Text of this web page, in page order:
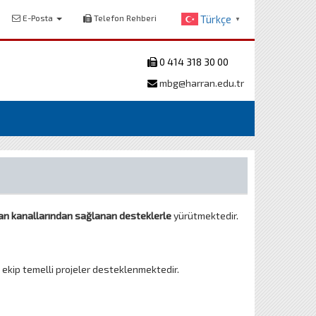
E-Posta Telefon Rehberi Türkçe ▼
0 414 318 30 00
mbg@harran.edu.tr
kanallarından sağlanan desteklerleyürütmektedir.
ekip temelli projeler desteklenmektedir.